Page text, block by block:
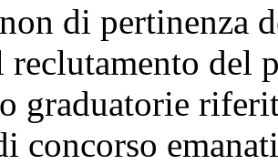
di pertinenza
del
graduatorie
concorso